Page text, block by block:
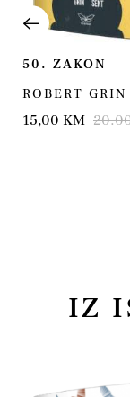
50. ZAKON
ROBERT GRIN
15,00 KM
IZ